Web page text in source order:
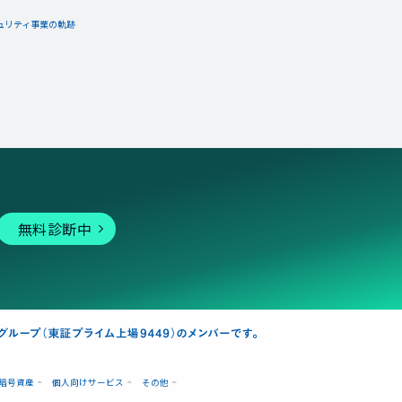
リティ事業の軌跡
無料診断中
号資産 個人向けサービス その他